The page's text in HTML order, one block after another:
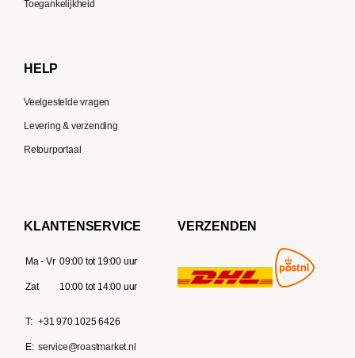
Toegankelijkheid
HELP
Veelgestelde vragen
Levering & verzending
Retourportaal
KLANTENSERVICE
Ma - Vr 09:00 tot 19:00 uur
Zat 10:00 tot 14:00 uur
T: +31 970 1025 6426
E: service@roastmarket.nl
VERZENDEN